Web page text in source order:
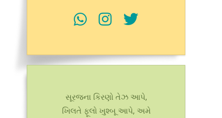
સૂરજના કિરણો તેઝ આપે,
ખિલતે ફૂલો ખુશ્બૂ આપે, અમે